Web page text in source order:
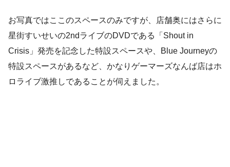
お写真ではここのスペースのみですが、店舗奥にはさらに
星街すいせいの2ndライブのDVDである「Shout in
Crisis」発売を記念した特設スペースや、Blue Journeyの
特設スペースがあるなど、かなりゲーマーズなんば店はホ
ロライブ激推しであることが伺えました。